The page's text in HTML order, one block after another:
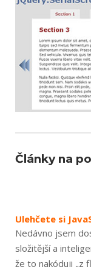
Články na
Ulehčete si
Nedávno jsem
složitější a
že to nakóduji „z